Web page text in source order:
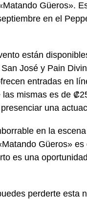
Güeros».
en el
están
José y Pain
entradas en
las mismas es de
una
en la
Güeros»
es una
perderte esta